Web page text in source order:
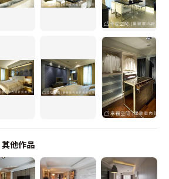
其他作品